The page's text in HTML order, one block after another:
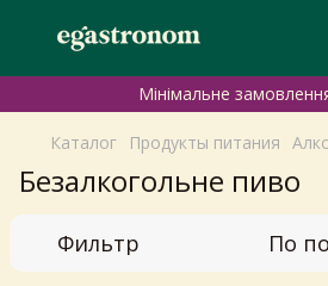
Мінімальне
Каталог Продукты питания
Безалкогольне пиво
Фильтр По